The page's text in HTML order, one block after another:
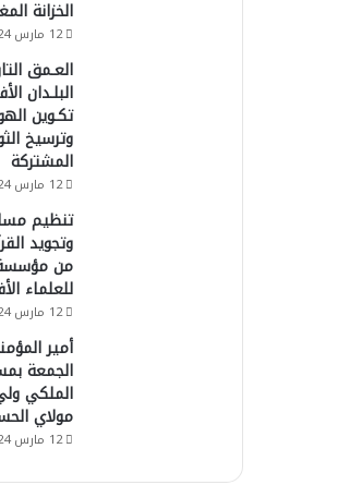
الخزانة
12 مارس 2024
العـمق
البلـدان
تكـوين
وترسيخ
المشتركة
12 مارس 2024
تنظيم
وتجويد
من
للعلماء
12 مارس 2024
أمير
الجمعة
الملكي
مولاي
12 مارس 2024